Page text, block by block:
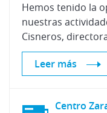
Hemos tenido la
nuestras
Leer más
Centro